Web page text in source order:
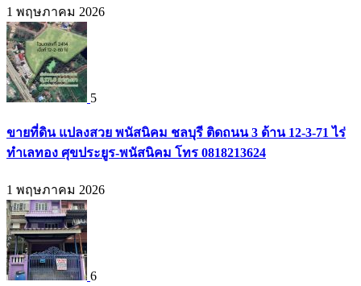
1 พฤษภาคม 2026
5
ขายที่ดิน แปลงสวย พนัสนิคม ชลบุรี ติดถนน 3 ด้าน 12-3-71 ไร่
ทำเลทอง ศุขประยูร-พนัสนิคม โทร 0818213624
1 พฤษภาคม 2026
6